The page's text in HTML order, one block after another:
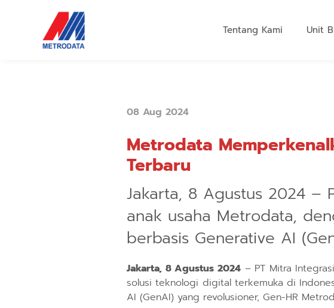
Tentang Kami Unit
08 Aug 2024
Metrodata
Terbaru
Jakarta, 8 Agustus 2024 –
anak usaha Metrodata,
berbasis Generative AI
Jakarta, 8 Agustus 2024– PT Mitra
solusi teknologi digital terkemuka di
AI (GenAI) yang revolusioner, Gen-HR